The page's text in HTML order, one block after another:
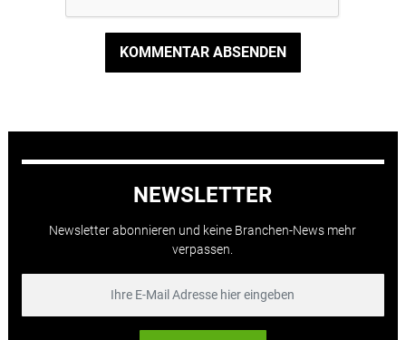
KOMMENTAR ABSENDEN
NEWSLETTER
Newsletter abonnieren und keine Branchen-News mehr
verpassen.